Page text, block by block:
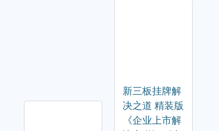
新三板挂牌解
决之道 精装版
《企业上市解